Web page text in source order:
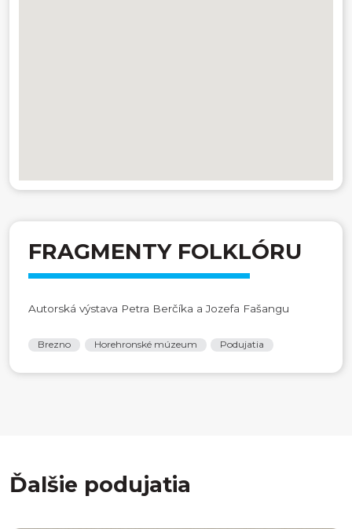
FRAGMENTY FOLKLÓRU
Autorská výstava Petra Berčíka a Jozefa Fašangu
Brezno Horehronské múzeum Podujatia
Ďalšie podujatia